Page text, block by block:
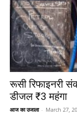
रूसी रिफाइनरी
डीजल ₹3 महंगा
आज का उजाला - March 27,